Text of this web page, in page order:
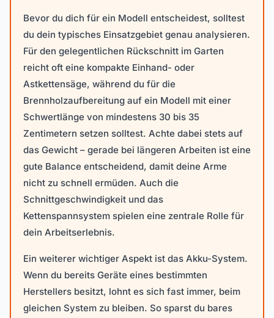
Bevor du dich für ein Modell entscheidest, solltest
du dein typisches Einsatzgebiet genau analysieren.
Für den gelegentlichen Rückschnitt im Garten
reicht oft eine kompakte Einhand- oder
Astkettensäge, während du für die
Brennholzaufbereitung auf ein Modell mit einer
Schwertlänge von mindestens 30 bis 35
Zentimetern setzen solltest. Achte dabei stets auf
das Gewicht – gerade bei längeren Arbeiten ist eine
gute Balance entscheidend, damit deine Arme
nicht zu schnell ermüden. Auch die
Schnittgeschwindigkeit und das
Kettenspannsystem spielen eine zentrale Rolle für
dein Arbeitserlebnis.
Ein weiterer wichtiger Aspekt ist das Akku-System.
Wenn du bereits Geräte eines bestimmten
Herstellers besitzt, lohnt es sich fast immer, beim
gleichen System zu bleiben. So sparst du bares